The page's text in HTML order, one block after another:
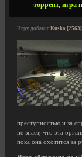
торрент, игра
Игру добавил Kusko
преступностью и за
не знает, что эта
пока она охотится за